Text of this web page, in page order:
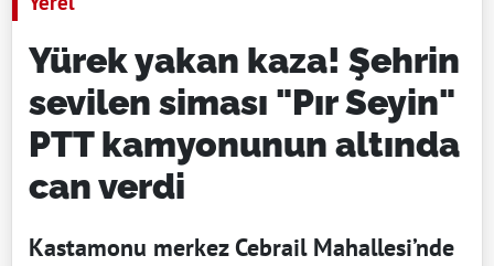
Yürek yakan kaza! Şehrin
sevilen siması "Pır Seyin"
PTT kamyonunun altında
can verdi
Kastamonu merkez Cebrail Mahallesi’nde